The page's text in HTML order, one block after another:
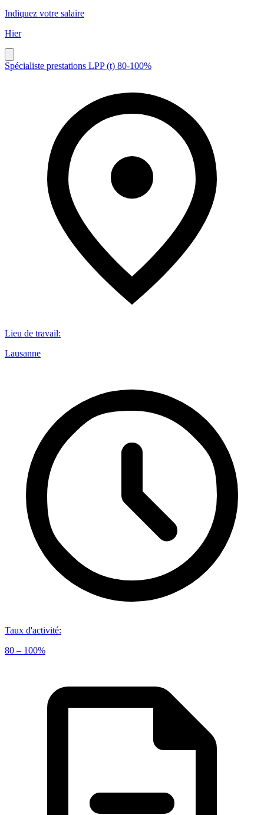
Indiquez votre salaire
Hier
Spécialiste prestations LPP (t) 80-100%
Lieu de travail:
Lausanne
Taux d'activité:
80 – 100%